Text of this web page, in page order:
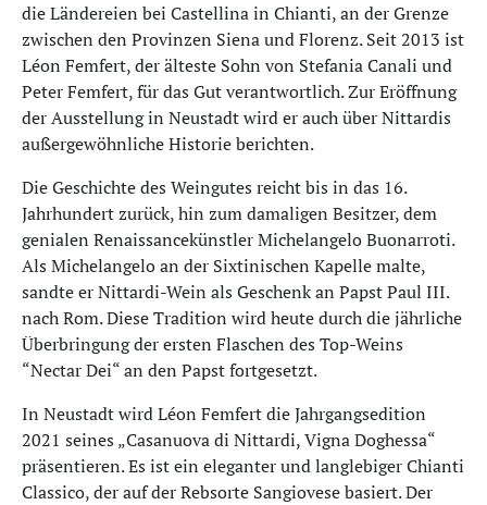
die Ländereien bei Castellina in Chianti, an der Grenze
zwischen den Provinzen Siena und Florenz. Seit 2013 ist
Léon Femfert, der älteste Sohn von Stefania Canali und
Peter Femfert, für das Gut verantwortlich. Zur Eröffnung
der Ausstellung in Neustadt wird er auch über Nittardis
außergewöhnliche Historie berichten.
Die Geschichte des Weingutes reicht bis in das 16.
Jahrhundert zurück, hin zum damaligen Besitzer, dem
genialen Renaissancekünstler Michelangelo Buonarroti.
Als Michelangelo an der Sixtinischen Kapelle malte,
sandte er Nittardi-Wein als Geschenk an Papst Paul III.
nach Rom. Diese Tradition wird heute durch die jährliche
Überbringung der ersten Flaschen des Top-Weins
“Nectar Dei“ an den Papst fortgesetzt.
In Neustadt wird Léon Femfert die Jahrgangsedition
2021 seines „Casanuova di Nittardi, Vigna Doghessa“
präsentieren. Es ist ein eleganter und langlebiger Chianti
Classico, der auf der Rebsorte Sangiovese basiert. Der